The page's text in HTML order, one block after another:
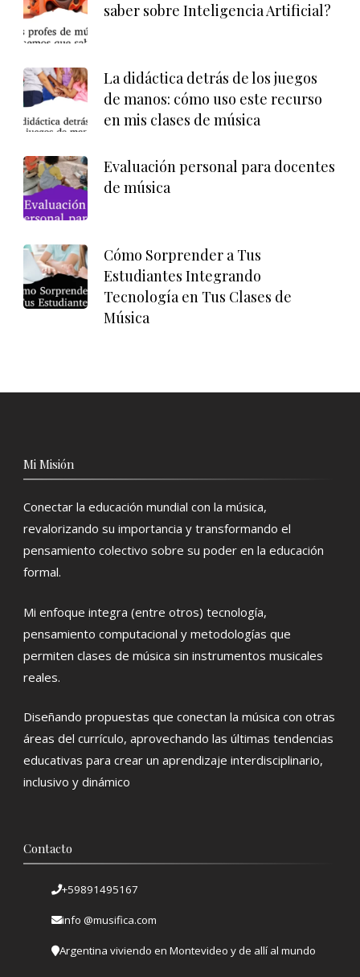
saber sobre Inteligencia Artificial?
La didáctica detrás de los juegos
de manos: cómo uso este recurso
en mis clases de música
Evaluación personal para docentes
de música
Cómo Sorprender a Tus
Estudiantes Integrando
Tecnología en Tus Clases de
Música
Mi Misión
Conectar la educación mundial con la música,
revalorizando su importancia y transformando el
pensamiento colectivo sobre su poder en la educación
formal.
Mi enfoque integra (entre otros) tecnología,
pensamiento computacional y metodologías que
permiten clases de música sin instrumentos musicales
reales.
Diseñando propuestas que conectan la música con otras
áreas del currículo, aprovechando las últimas tendencias
educativas para crear un aprendizaje interdisciplinario,
inclusivo y dinámico
Contacto
+59891495167
info @musifica.com
Argentina viviendo en Montevideo y de allí al mundo